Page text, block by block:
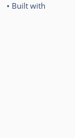
• Built with